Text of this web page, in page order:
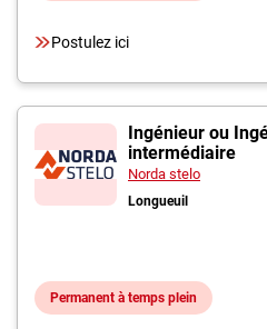
Postulez ici
Ingénieur ou
intermédiaire
Norda stelo
Longueuil
Permanent à temps plein